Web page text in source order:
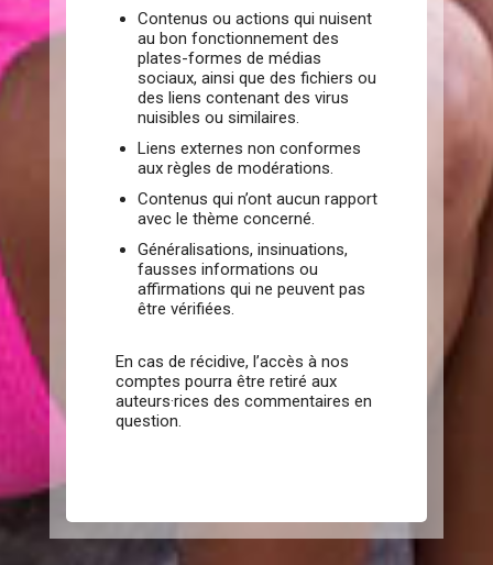
Contenus ou actions qui nuisent
au bon fonctionnement des
plates-formes de médias
sociaux, ainsi que des fichiers ou
des liens contenant des virus
nuisibles ou similaires.
Liens externes non conformes
aux règles de modérations.
Contenus qui n’ont aucun rapport
avec le thème concerné.
Généralisations, insinuations,
fausses informations ou
affirmations qui ne peuvent pas
être vérifiées.
En cas de récidive, l’accès à nos
comptes pourra être retiré aux
auteurs·rices des commentaires en
question.